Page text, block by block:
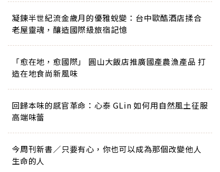
凝鍊半世紀流金歲月的優雅蛻變：台中歐酷酒店揉合
老屋靈魂，釀造國際級旅宿記憶
「愈在地，愈國際」 圓山大飯店推廣國產農漁產品 打
造在地食尚新風味
回歸本味的感官革命：心泰 GLin 如何用自然風土征服
高端味蕾
今周刊新書／只要有心，你也可以成為那個改變他人
生命的人